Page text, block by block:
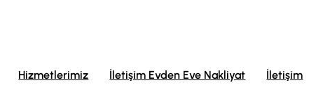
Hizmetlerimiz İletişim Evden Eve Nakliyat İletişim